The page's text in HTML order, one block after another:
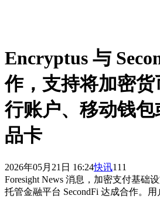
Encryptus 与
作，支持将加密货
行账户、移动钱
品卡
2026年05月21日 16:24快讯111
Foresight News 消息，加密支付基础
托管金融平台 SecondFi 达成合作。